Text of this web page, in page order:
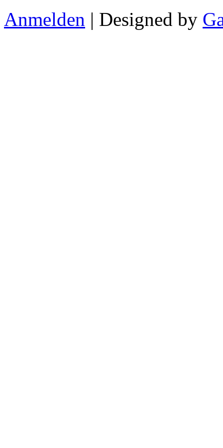
Anmelden | Designed by